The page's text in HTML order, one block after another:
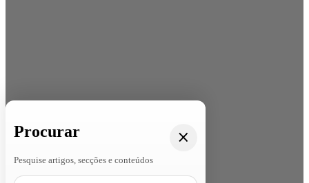
Procurar
Pesquise artigos, secções e conteúdos